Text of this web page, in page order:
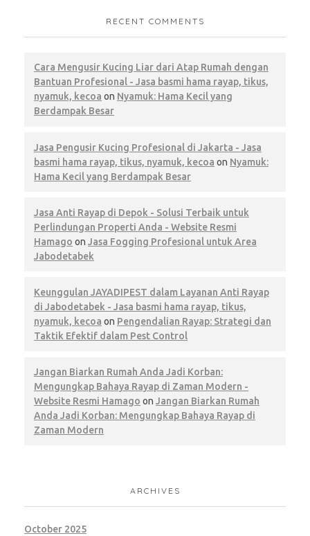
RECENT COMMENTS
Cara Mengusir Kucing Liar dari Atap Rumah dengan
Bantuan Profesional - Jasa basmi hama rayap, tikus,
nyamuk, kecoa on Nyamuk: Hama Kecil yang
Berdampak Besar
Jasa Pengusir Kucing Profesional di Jakarta - Jasa
basmi hama rayap, tikus, nyamuk, kecoa on Nyamuk:
Hama Kecil yang Berdampak Besar
Jasa Anti Rayap di Depok - Solusi Terbaik untuk
Perlindungan Properti Anda - Website Resmi
Hamago on Jasa Fogging Profesional untuk Area
Jabodetabek
Keunggulan JAYADIPEST dalam Layanan Anti Rayap
di Jabodetabek - Jasa basmi hama rayap, tikus,
nyamuk, kecoa on Pengendalian Rayap: Strategi dan
Taktik Efektif dalam Pest Control
Jangan Biarkan Rumah Anda Jadi Korban:
Mengungkap Bahaya Rayap di Zaman Modern -
Website Resmi Hamago on Jangan Biarkan Rumah
Anda Jadi Korban: Mengungkap Bahaya Rayap di
Zaman Modern
ARCHIVES
October 2025